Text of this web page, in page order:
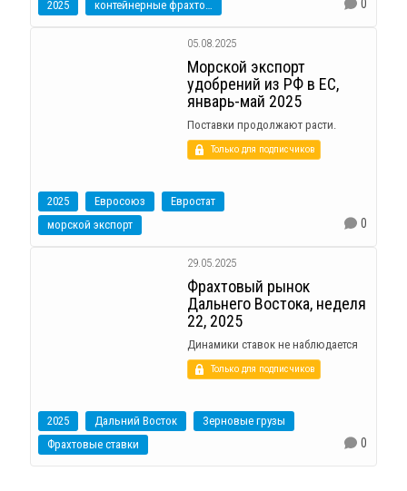
2025 контейнерные фрахтовые индексы 0
05.08.2025
Морской экспорт
удобрений из РФ в ЕС,
январь-май 2025
Поставки продолжают расти.
Только для подписчиков
2025 Евросоюз
Евростат
морской экспорт
0
29.05.2025
Фрахтовый рынок
Дальнего Востока, неделя
22, 2025
Динамики ставок не наблюдается
Только для подписчиков
2025 Дальний Восток
Зерновые грузы
Фрахтовые ставки
0